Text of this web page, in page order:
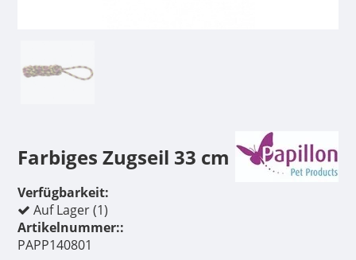
Farbiges Zugseil 33 cm
Verfügbarkeit:
Auf Lager (1)
Artikelnummer::
PAPP140801